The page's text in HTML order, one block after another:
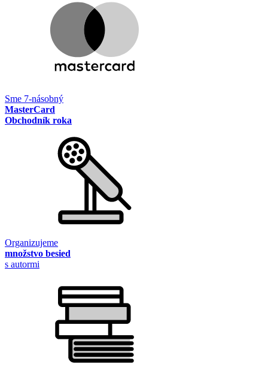
Sme 7-násobný
MasterCard
Obchodník roka
Organizujeme
množstvo besied
s autormi